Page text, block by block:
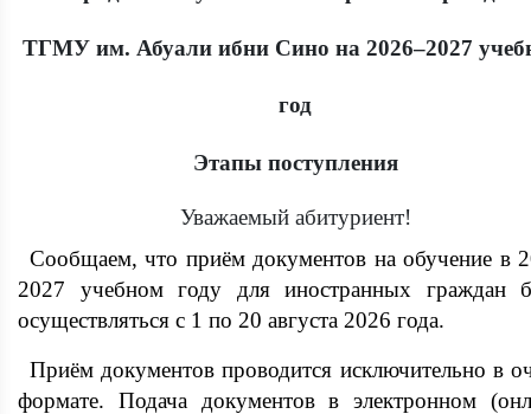
ТГМУ им. Абуали ибни Сино на 2026–2027
год
Этапы поступления
Уважаемый абитуриент!
Сообщаем, что приём документов на обучение в
2027 учебном году для иностранных граждан
осуществляться с 1 по 20 августа 2026 года.
Приём документов проводится исключительно в
формате. Подача документов в электронном